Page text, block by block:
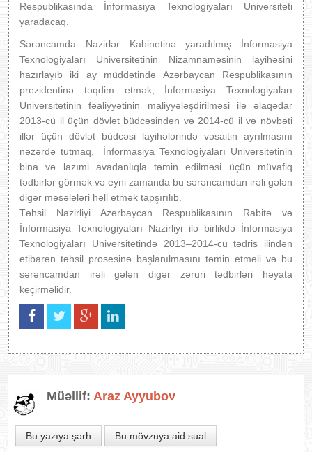
Respublikasında İnformasiya Texnologiyaları Universiteti
yaradacaq.
Sərəncamda Nazirlər Kabinetinə yaradılmış İnformasiya
Texnologiyaları Universitetinin Nizamnaməsinin layihəsini
hazırlayıb iki ay müddətində Azərbaycan Respublikasının
prezidentinə təqdim etmək, İnformasiya Texnologiyaları
Universitetinin fəaliyyətinin maliyyələşdirilməsi ilə əlaqədar
2013-cü il üçün dövlət büdcəsindən və 2014-cü il və növbəti
illər üçün dövlət büdcəsi layihələrində vəsaitin ayrılmasını
nəzərdə tutmaq, İnformasiya Texnologiyaları Universitetinin
bina və lazımi avadanlıqla təmin edilməsi üçün müvafiq
tədbirlər görmək və eyni zamanda bu sərəncamdan irəli gələn
digər məsələləri həll etmək tapşırılıb.
Təhsil Nazirliyi Azərbaycan Respublikasının Rabitə və
İnformasiya Texnologiyaları Nazirliyi ilə birlikdə İnformasiya
Texnologiyaları Universitetində 2013–2014-cü tədris ilindən
etibarən təhsil prosesinə başlanılmasını təmin etməli və bu
sərəncamdan irəli gələn digər zəruri tədbirləri həyata
keçirməlidir.
Müəllif: Araz Ayyubov
Bu yazıya şərh Bu mövzuya aid sual